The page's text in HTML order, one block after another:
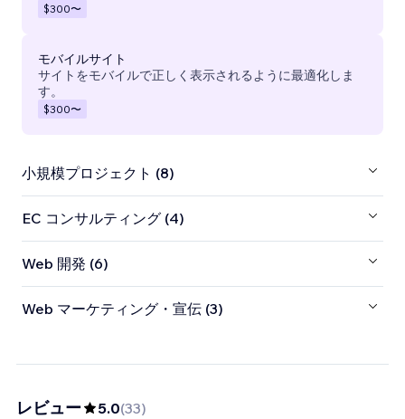
$300〜
モバイルサイト
サイトをモバイルで正しく表示されるように最適化しま
す。
$300〜
小規模プロジェクト (8)
EC コンサルティング (4)
Web 開発 (6)
Web マーケティング・宣伝 (3)
レビュー 5.0(33)